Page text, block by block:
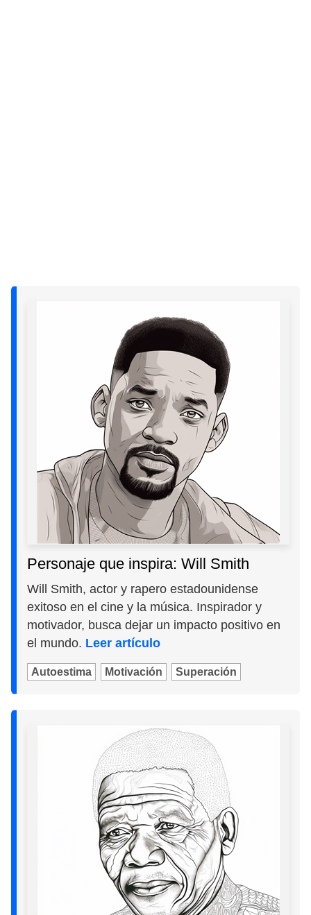
Personaje que inspira: Will Smith
Will Smith, actor y rapero estadounidense
exitoso en el cine y la música. Inspirador y
motivador, busca dejar un impacto positivo en
el mundo. Leer artículo
Autoestima Motivación Superación